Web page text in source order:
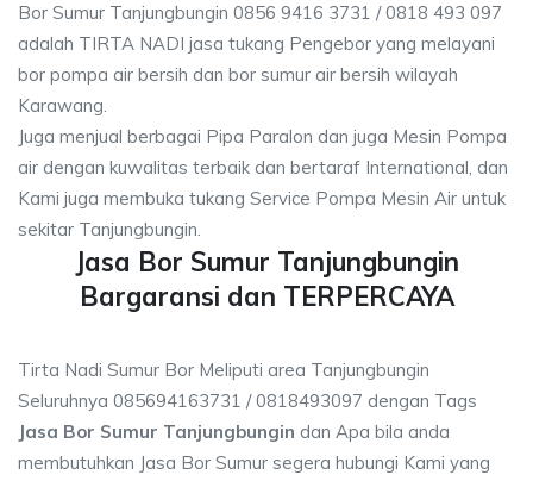
Bor Sumur Tanjungbungin 0856 9416 3731 / 0818 493 097
adalah TIRTA NADI jasa tukang Pengebor yang melayani
bor pompa air bersih dan bor sumur air bersih wilayah
Karawang.
Juga menjual berbagai Pipa Paralon dan juga Mesin Pompa
air dengan kuwalitas terbaik dan bertaraf International, dan
Kami juga membuka tukang Service Pompa Mesin Air untuk
sekitar Tanjungbungin.
Jasa Bor Sumur Tanjungbungin
Bargaransi dan TERPERCAYA
Tirta Nadi Sumur Bor Meliputi area Tanjungbungin
Seluruhnya 085694163731 / 0818493097 dengan Tags
Jasa Bor Sumur Tanjungbungin dan Apa bila anda
membutuhkan Jasa Bor Sumur segera hubungi Kami yang